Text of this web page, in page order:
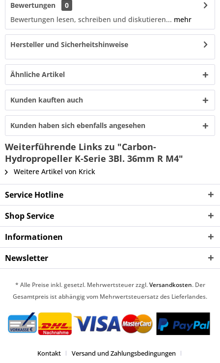
Bewertungen
0
Bewertungen lesen, schreiben und diskutieren... mehr
Hersteller und Sicherheitshinweise
Ähnliche Artikel
Kunden kauften auch
Kunden haben sich ebenfalls angesehen
Weiterführende Links zu "Carbon-
Hydropropeller K-Serie 3Bl. 36mm R M4"
Weitere Artikel von Krick
Service Hotline
Shop Service
Informationen
Newsletter
* Alle Preise inkl. gesetzl. Mehrwertsteuer zzgl.Versandkosten. Der
Gesamtpreis ist abhängig vom Mehrwertsteuersatz des Lieferlandes.
Kontakt Versand und Zahlungsbedingungen